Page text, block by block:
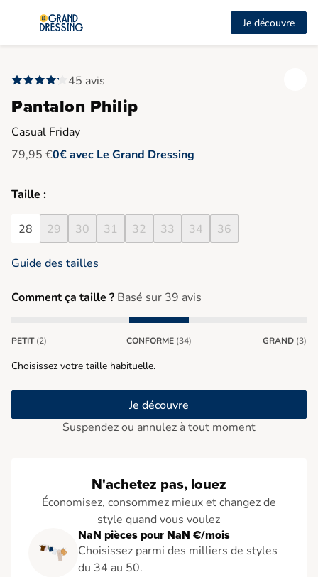
Je découvre
45 avis
Pantalon Philip
Casual Friday
79,95 €0€ avec Le Grand Dressing
Taille :
28 29 30 31 32 33 34 36
Guide des tailles
Comment ça taille ? Basé sur 39 avis
PETIT (2) CONFORME (34) GRAND (3)
Choisissez votre taille habituelle.
Je découvre
Suspendez ou annulez à tout moment
N'achetez pas, louez
Économisez, consommez mieux et changez de
style quand vous voulez
NaN pièces pour NaN €/mois
Choisissez parmi des milliers de styles
du 34 au 50.